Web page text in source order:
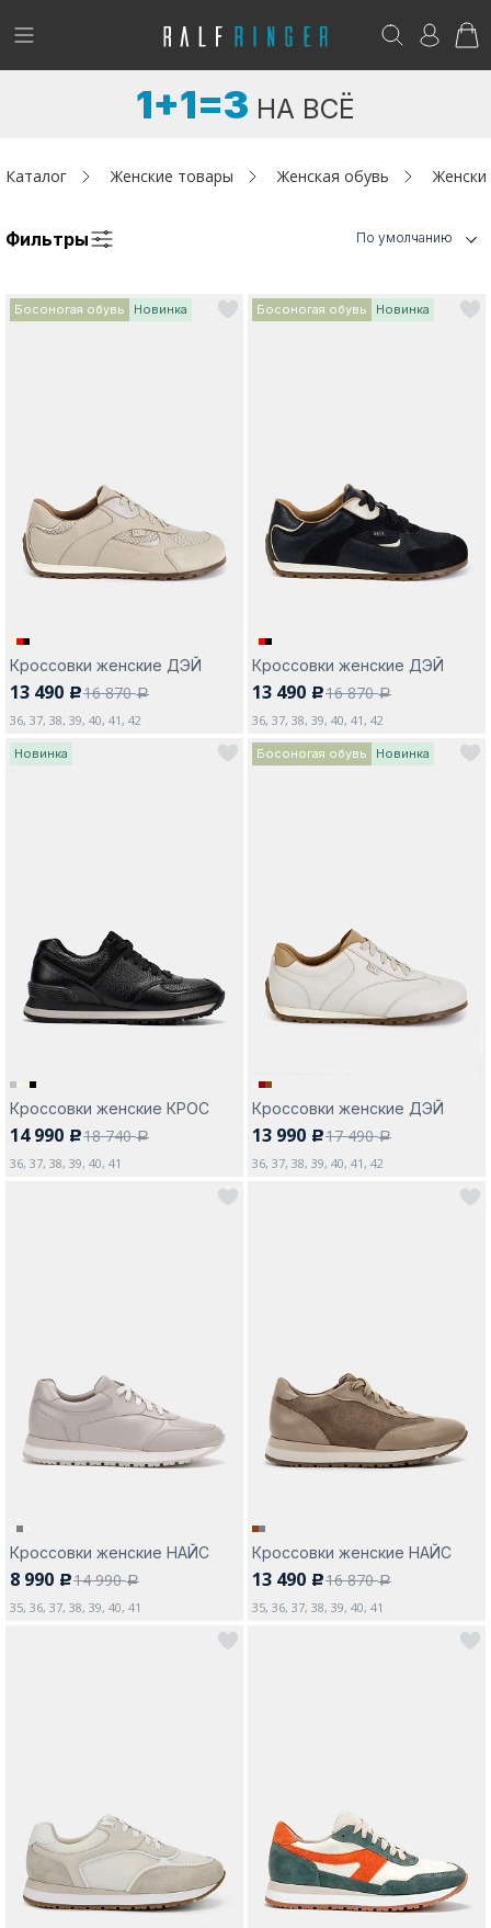
!
Женщинам
Адреса магазинов
Да, все верно Изменить город
Возникли вопросы? - club@ralf.ru
1+1=3 НА ВСЁ
Каталог Женские товары Женская обувь
Фильтры По умолчанию
Босоногая обувь Новинка
Кроссовки женские ДЭЙ
13 490 c16 870a
36, 37, 38, 39, 40, 41, 42
Босоногая обувь Новинка
Кроссовки женские ДЭЙ
13 490 c16 870a
36, 37, 38, 39, 40, 41, 42
Новинка
Кроссовки женские КРОС
14 990 c18 740a
36, 37, 38, 39, 40, 41
Босоногая обувь Новинка
Кроссовки женские ДЭЙ
13 990 c17 490a
36, 37, 38, 39, 40, 41, 42
Кроссовки женские НАЙС
8 990 c14 990a
35, 36, 37, 38, 39, 40, 41
Кроссовки женские НАЙС
13 490 c16 870a
35, 36, 37, 38, 39, 40, 41